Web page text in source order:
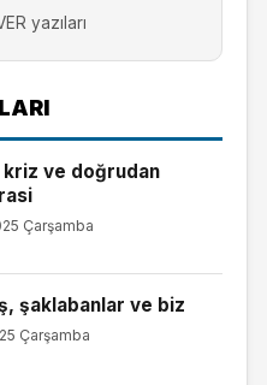
yazıları
kriz ve doğrudan
Çarşamba
şaklabanlar ve biz
Çarşamba